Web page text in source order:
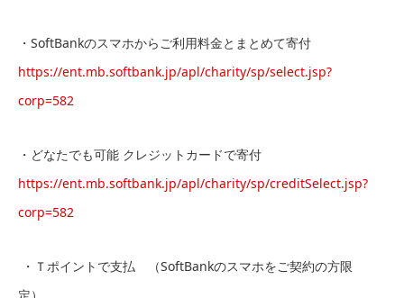
・SoftBankのスマホからご利用料金とまとめて寄付
https://ent.mb.softbank.jp/apl/charity/sp/select.jsp?
corp=582
・どなたでも可能 クレジットカードで寄付
https://ent.mb.softbank.jp/apl/charity/sp/creditSelect.jsp?
corp=582
・Ｔポイントで支払 （SoftBankのスマホをご契約の方限